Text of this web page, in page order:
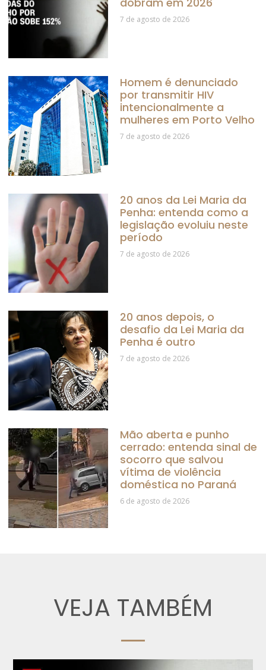
7 de agosto de 2026
Homem é denunciado
por transmitir HIV
intencionalmente a
mulheres em Porto Velho
7 de agosto de 2026
20 anos da Lei Maria da
Penha: entenda como a
legislação evoluiu neste
período
7 de agosto de 2026
20 anos depois, o
desafio da Lei Maria da
Penha é outro
7 de agosto de 2026
Mão aberta e punho
cerrado: entenda sinal de
socorro que salvou
vítima de violência
doméstica no Paraná
6 de agosto de 2026
VEJA TAMBÉM